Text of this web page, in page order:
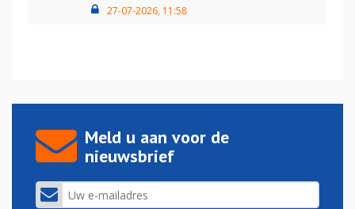
27-07-2026, 11:58
Meld u aan voor de
nieuwsbrief